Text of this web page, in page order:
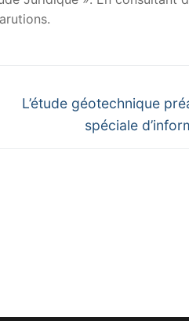
Next
L’étude géotechnique
spéciale